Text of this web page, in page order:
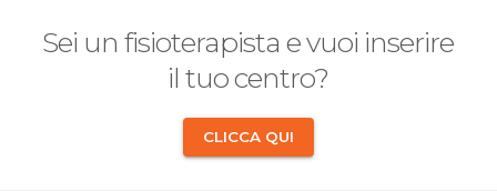
Sei un fisioterapista e vuoi inserire
il tuo centro?
CLICCA QUI